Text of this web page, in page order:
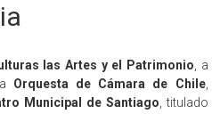
las Artes y el Patrimonio , a
Orquesta de Cámara de Chile,
Municipal de Santiago , titulado